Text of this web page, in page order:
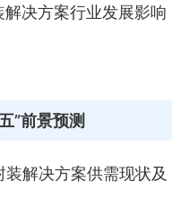
决方案行业发展影响
”前景预测
解决方案供需现状及